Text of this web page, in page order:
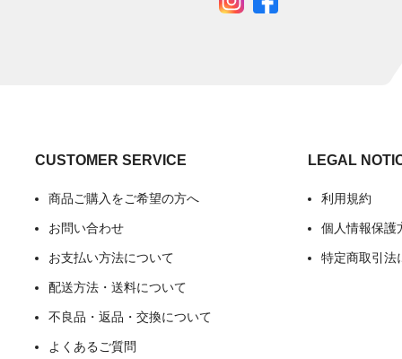
CUSTOMER SERVICE
商品ご購入をご希望の方へ
お問い合わせ
お支払い方法について
配送方法・送料について
不良品・返品・交換について
よくあるご質問
LEGAL
利用規約
個人情報保護
特定商取引法